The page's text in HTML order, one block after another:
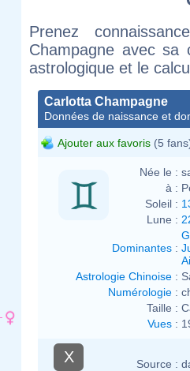
Prenez
Champagne avec
astrologique et le
Carlotta Champagne
Données de naissance et
Ajouter aux favoris (5
Née le :
à :
Soleil :
Lune :
Dominantes :
Astrologie Chinoise :
Numérologie :
Taille :
Vues :
X Source :